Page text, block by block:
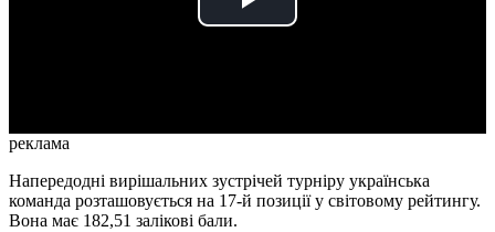
Play
реклама
Напередодні вирішальних зустрічей турніру українська
команда розташовується на 17-й позиції у світовому рейтингу.
Вона має 182,51 залікові бали.